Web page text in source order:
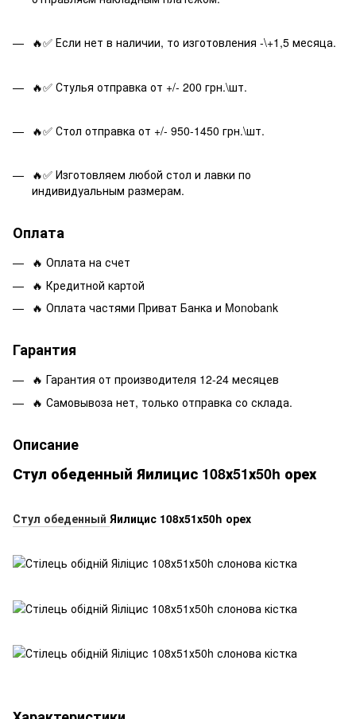
🔥✅ Если нет в наличии, то изготовления -\+1,5 месяца.
🔥✅ Стулья отправка от +/- 200 грн.\шт.
🔥✅ Стол отправка от +/- 950-1450 грн.\шт.
🔥✅ Изготовляем любой стол и лавки по
индивидуальным размерам.
Оплата
🔥 Оплата на счет
🔥 Кредитной картой
🔥 Оплата частями Приват Банка и Monobank
Гарантия
🔥 Гарантия от производителя 12-24 месяцев
🔥 Самовывоза нет, только отправка со склада.
Описание
Стул обеденный Яилицис 108х51х50h орех
Стул обеденный Яилицис 108х51х50h орех